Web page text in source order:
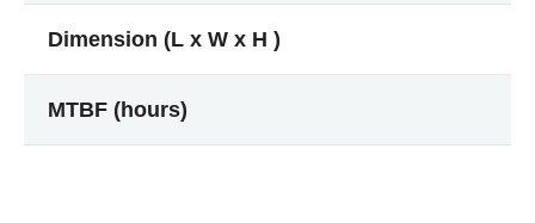
Dimension (L x W x H )
MTBF (hours)